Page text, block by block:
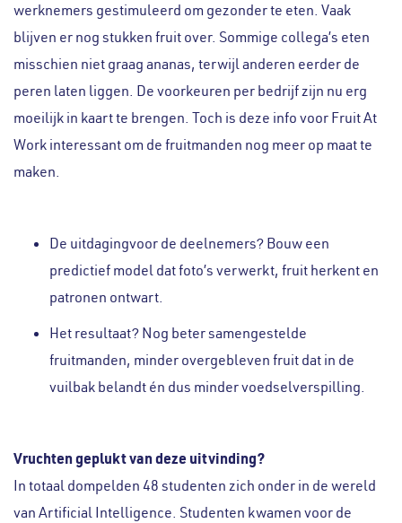
werknemers gestimuleerd om gezonder te eten. Vaak
blijven er nog stukken fruit over. Sommige collega’s eten
misschien niet graag ananas, terwijl anderen eerder de
peren laten liggen. De voorkeuren per bedrijf zijn nu erg
moeilijk in kaart te brengen. Toch is deze info voor Fruit At
Work interessant om de fruitmanden nog meer op maat te
maken.
De uitdagingvoor de deelnemers? Bouw een
predictief model dat foto’s verwerkt, fruit herkent en
patronen ontwart.
Het resultaat? Nog beter samengestelde
fruitmanden, minder overgebleven fruit dat in de
vuilbak belandt én dus minder voedselverspilling.
Vruchten geplukt van deze uitvinding?
In totaal dompelden 48 studenten zich onder in de wereld
van Artificial Intelligence. Studenten kwamen voor de